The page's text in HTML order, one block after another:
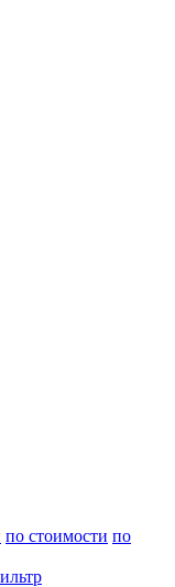
по стоимости по